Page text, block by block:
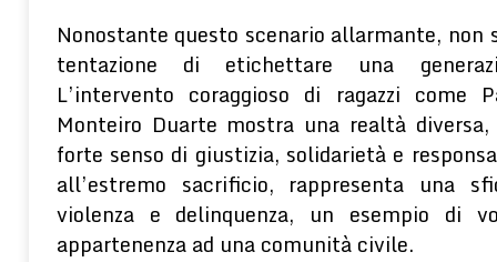
Nonostante questo scenario allarmante, non
tentazione di etichettare una
L’intervento coraggioso di ragazzi come
Monteiro Duarte mostra una realtà
forte senso di giustizia, solidarietà e
all’estremo sacrificio, rappresenta una
violenza e delinquenza, un esempio di
appartenenza ad una comunità civile.